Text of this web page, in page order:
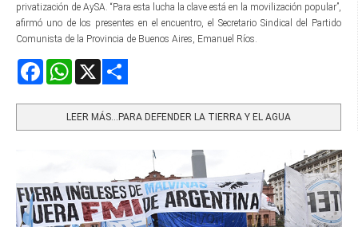
privatización de AySA. “Para esta lucha la clave está en la movilización popular”,
afirmó uno de los presentes en el encuentro, el Secretario Sindical del Partido
Comunista de la Provincia de Buenos Aires, Emanuel Ríos.
FacebookWhatsApp
LEER MÁS…PARA DEFENDER LA TIERRA Y EL AGUA